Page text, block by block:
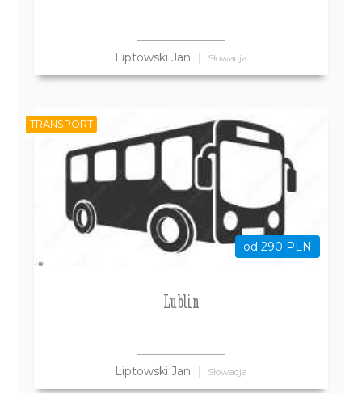
Liptowski Jan Słowacja
od 290 PLN
Lublin
Liptowski Jan Słowacja
TRANSPORT